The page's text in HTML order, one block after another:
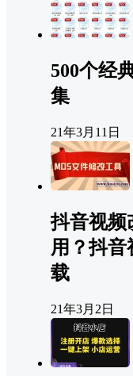
500个经
集
21年3月11日
抖音视频
用？抖
载
21年3月2日